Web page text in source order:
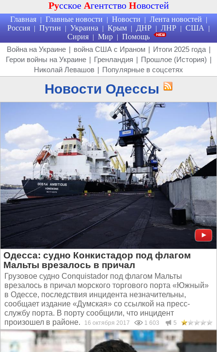
Русское Агентство Новостей
Главная | Главные новости | Новости | Лента новостей |
Россия | Путин | Украина | Крым | ДНР | ЛНР | США |
Сирия | Мир | Помощь
Война на Украине | война США с Ираном | Итоги 2025 года |
Герои войны на Украине | Гренландия | Прошлое (История) |
Николай Левашов | Популярные в соцсетях
Новости Одессы
Одесса: судно Конкистадор под флагом
Мальты врезалось в причал
Грузовое судно Conquistador под флагом Мальты
врезалось в причал морского торгового порта «Южный»
в Одессе, последствия инцидента незначительны,
сообщает издание «Думская» со ссылкой на пресс-
службу порта. В порту сообщили, что инцидент
произошел в районе...
16 октября 2017 1 603 5